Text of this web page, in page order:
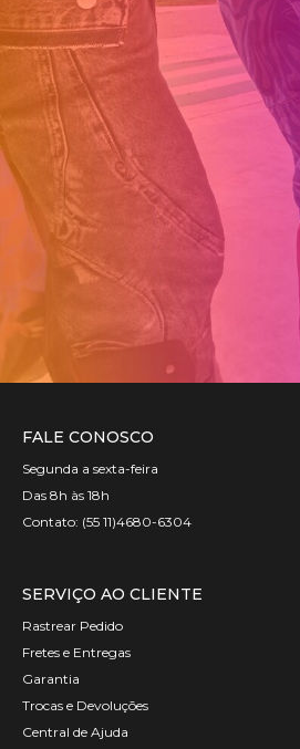
FALE CONOSCO
Segunda a sexta-feira
Das 8h às 18h
Contato: (55 11)4680-6304
SERVIÇO AO CLIENTE​
Rastrear Pedido
Fretes e Entregas
Garantia
Trocas e Devoluções
Central de Ajuda